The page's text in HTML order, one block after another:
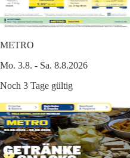
METRO
Mo. 3.8. - Sa. 8.8.2026
Noch 3 Tage gültig